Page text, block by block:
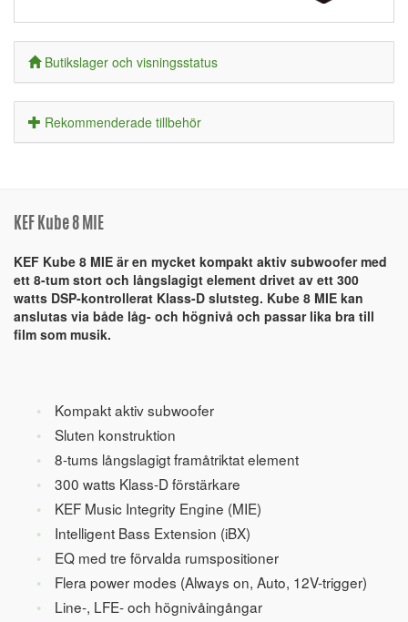
Butikslager och visningsstatus
Rekommenderade tillbehör
KEF Kube 8 MIE
KEF Kube 8 MIE är en mycket kompakt aktiv subwoofer med
ett 8-tum stort och långslagigt element drivet av ett 300
watts DSP-kontrollerat Klass-D slutsteg. Kube 8 MIE kan
anslutas via både låg- och högnivå och passar lika bra till
film som musik.
Kompakt aktiv subwoofer
Sluten konstruktion
8-tums långslagigt framåtriktat element
300 watts Klass-D förstärkare
KEF Music Integrity Engine (MIE)
Intelligent Bass Extension (iBX)
EQ med tre förvalda rumspositioner
Flera power modes (Always on, Auto, 12V-trigger)
Line-, LFE- och högnivåingångar